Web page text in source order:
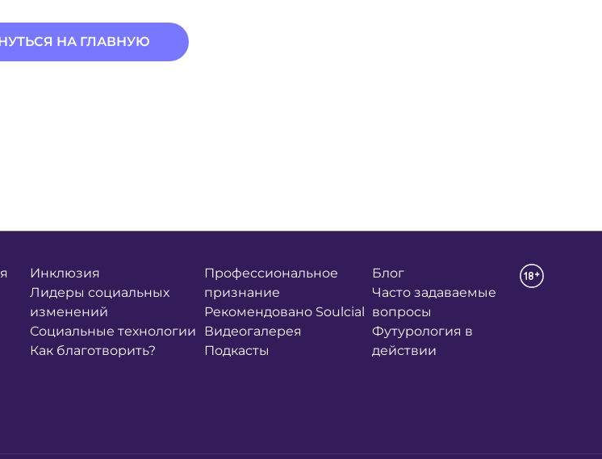
НА ГЛАВНУЮ
Инклюзия
Лидеры социальных
изменений
Социальные технологии
Как благотворить?
Профессиональное
признание
Рекомендовано Soulcial
Видеогалерея
Подкасты
Блог
Часто задаваемые
вопросы
Футурология в
действии